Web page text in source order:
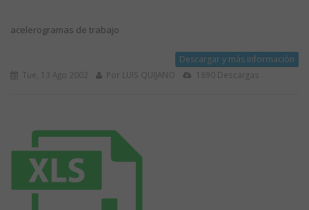
acelerogramas de trabajo
Descargar y más información
Tue, 13 Ago 2002 Por LUIS QUIJANO 1890 Descargas